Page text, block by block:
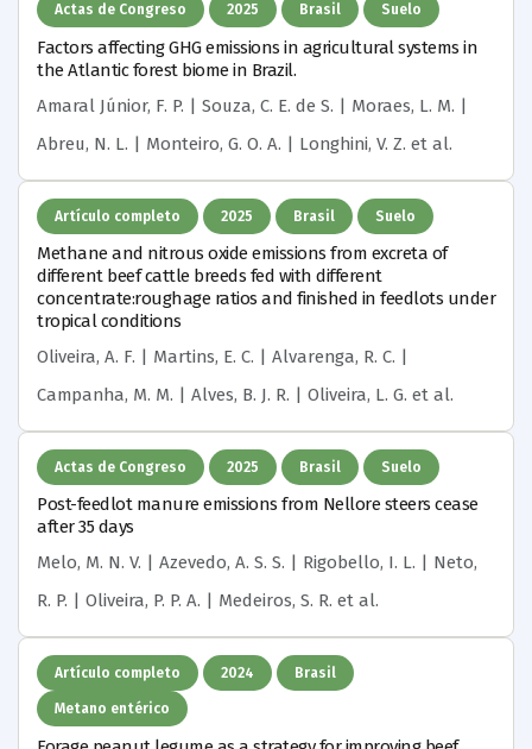
Actas de Congreso 2025 Brasil Suelo
Factors affecting GHG emissions in agricultural systems in
the Atlantic forest biome in Brazil.
Amaral Júnior, F. P. | Souza, C. E. de S. | Moraes, L. M. |
Abreu, N. L. | Monteiro, G. O. A. | Longhini, V. Z. et al.
Artículo completo 2025 Brasil Suelo
Methane and nitrous oxide emissions from excreta of
different beef cattle breeds fed with different
concentrate:roughage ratios and finished in feedlots under
tropical conditions
Oliveira, A. F. | Martins, E. C. | Alvarenga, R. C. |
Campanha, M. M. | Alves, B. J. R. | Oliveira, L. G. et al.
Actas de Congreso 2025 Brasil Suelo
Post-feedlot manure emissions from Nellore steers cease
after 35 days
Melo, M. N. V. | Azevedo, A. S. S. | Rigobello, I. L. | Neto,
R. P. | Oliveira, P. P. A. | Medeiros, S. R. et al.
Artículo completo 2024 Brasil
Metano entérico